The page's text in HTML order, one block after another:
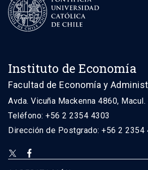
Instituto de Economía
Facultad de Economía y
Avda. Vicuña Mackenna 4860,
Teléfono: +56 2 2354 4303
Dirección de Postgrado: +56 2 2354